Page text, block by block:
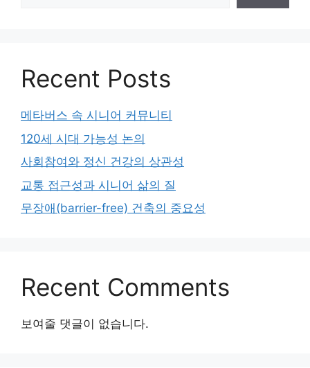
Recent Posts
메타버스 속 시니어 커뮤니티
120세 시대 가능성 논의
사회참여와 정신 건강의 상관성
교통 접근성과 시니어 삶의 질
무장애(barrier-free) 건축의 중요성
Recent Comments
보여줄 댓글이 없습니다.